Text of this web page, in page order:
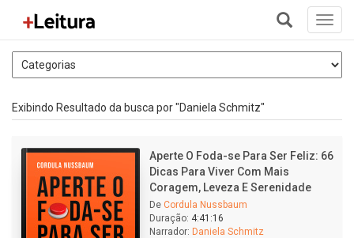
+
Exibindo Resultado da busca por "Daniela Schmitz"
Aperte O Foda-se Para Ser Feliz: 66
Dicas Para Viver Com Mais
Coragem, Leveza E Serenidade
De Cordula Nussbaum
Duração: 4:41:16
Narrador: Daniela Schmitz